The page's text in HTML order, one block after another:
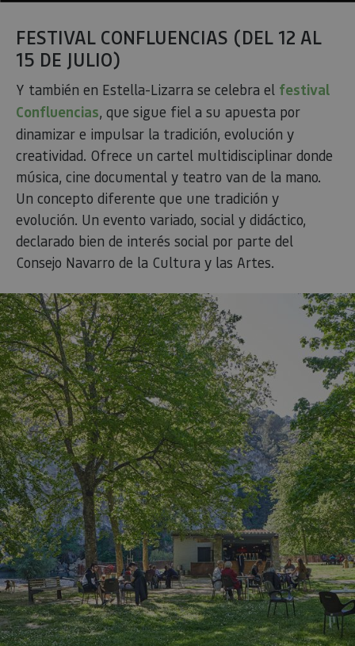
FESTIVAL CONFLUENCIAS (DEL 12 AL
15 DE JULIO)
Y también en Estella-Lizarra se celebra el festival
Confluencias, que sigue fiel a su apuesta por
dinamizar e impulsar la tradición, evolución y
creatividad. Ofrece un cartel multidisciplinar donde
música, cine documental y teatro van de la mano.
Un concepto diferente que une tradición y
evolución. Un evento variado, social y didáctico,
declarado bien de interés social por parte del
Consejo Navarro de la Cultura y las Artes.